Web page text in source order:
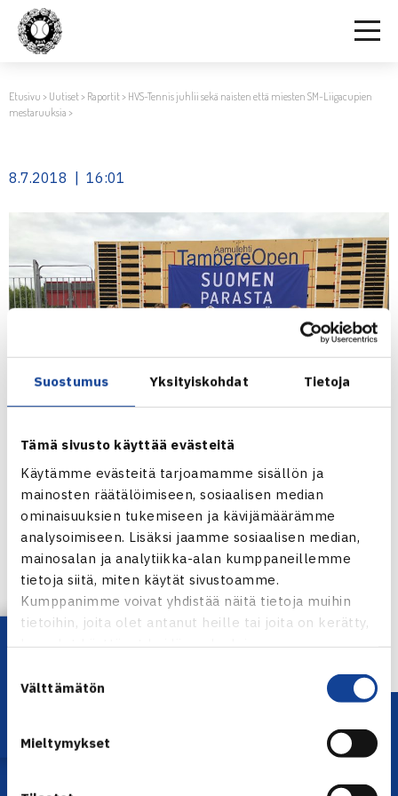
Suostumus Yksityiskohdat Tietoja
Tämä sivusto käyttää evästeitä
Käytämme evästeitä tarjoamamme sisällön ja
mainosten räätälöimiseen, sosiaalisen median
ominaisuuksien tukemiseen ja kävijämäärämme
analysoimiseen. Lisäksi jaamme sosiaalisen median,
mainosalan ja analytiikka-alan kumppaneillemme
tietoja siitä, miten käytät sivustoamme.
Kumppanimme voivat yhdistää näitä tietoja muihin
tietoihin, joita olet antanut heille tai joita on kerätty,
kun olet käyttänyt heidän palvelujaan.
valinta
Välttämätön
Mieltymykset
Etusivu > Uutiset> Raportit> HVS-Tennis juhlii sekä naisten että miesten SM-Liigacupien
mestaruuksia >
8.7.2018 | 16:01
Jaa:
← Edellinen
Lataa OmaTennis!